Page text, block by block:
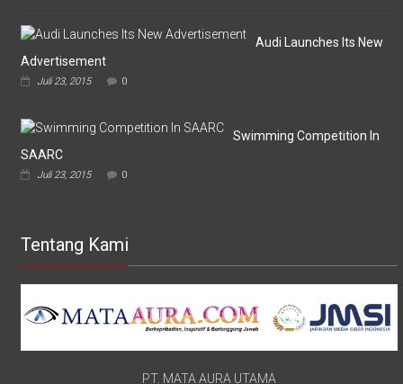
Audi Launches Its New
Advertisement
Juli 23, 2015 0
Swimming Competition In
SAARC
Juli 23, 2015 0
Tentang Kami
PT. MATA AURA UTAMA